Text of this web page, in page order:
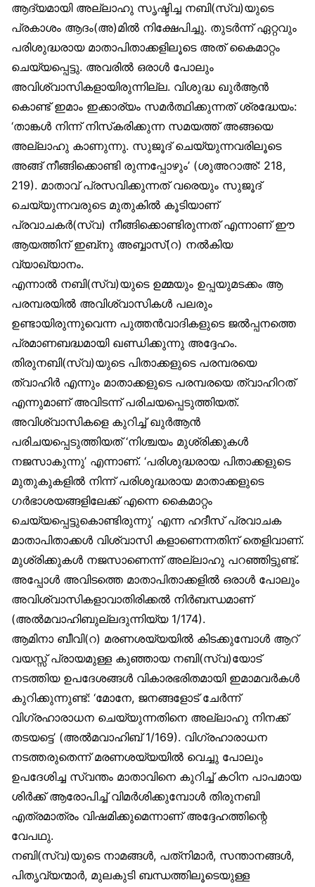
ആദ്യമായി അല്ലാഹു സൃഷ്ടിച്ച നബി(സ്വ)യുടെ
പ്രകാശം ആദം(അ)മിൽ നിക്ഷേപിച്ചു. തുടർന്ന് ഏറ്റവും
പരിശുദ്ധരായ മാതാപിതാക്കളിലൂടെ അത് കൈമാറ്റം
ചെയ്യപ്പെട്ടു. അവരിൽ ഒരാൾ പോലും
അവിശ്വാസികളായിരുന്നില്ല. വിശുദ്ധ ഖുർആൻ
കൊണ്ട് ഇമാം ഇക്കാര്യം സമർത്ഥിക്കുന്നത് ശ്രദ്ധേയം:
‘താങ്കൾ നിന്ന് നിസ്‌കരിക്കുന്ന സമയത്ത് അങ്ങയെ
അല്ലാഹു കാണുന്നു. സുജൂദ് ചെയ്യുന്നവരിലൂടെ
അങ്ങ് നീങ്ങിക്കൊണ്ടി രുന്നപ്പോഴും’ (ശുഅറാഅ്: 218,
219). മാതാവ് പ്രസവിക്കുന്നത് വരെയും സുജൂദ്
ചെയ്യുന്നവരുടെ മുതുകിൽ കൂടിയാണ്
പ്രവാചകർ(സ്വ) നീങ്ങിക്കൊണ്ടിരുന്നത് എന്നാണ് ഈ
ആയത്തിന് ഇബ്‌നു അബ്ബാസ്(റ) നൽകിയ
വ്യാഖ്യാനം.
എന്നാൽ നബി(സ്വ)യുടെ ഉമ്മയും ഉപ്പയുമടക്കം ആ
പരമ്പരയിൽ അവിശ്വാസികൾ പലരും
ഉണ്ടായിരുന്നുവെന്ന പുത്തൻവാദികളുടെ ജൽപ്പനത്തെ
പ്രമാണബദ്ധമായി ഖണ്ഡിക്കുന്നു അദ്ദേഹം.
തിരുനബി(സ്വ)യുടെ പിതാക്കളുടെ പരമ്പരയെ
ത്വാഹിർ എന്നും മാതാക്കളുടെ പരമ്പരയെ ത്വാഹിറത്
എന്നുമാണ് അവിടന്ന് പരിചയപ്പെടുത്തിയത്.
അവിശ്വാസികളെ കുറിച്ച് ഖുർആൻ
പരിചയപ്പെടുത്തിയത് ‘നിശ്ചയം മുശ്‌രിക്കുകൾ
നജസാകുന്നു’ എന്നാണ്. ‘പരിശുദ്ധരായ പിതാക്കളുടെ
മുതുകുകളിൽ നിന്ന് പരിശുദ്ധരായ മാതാക്കളുടെ
ഗർഭാശയങ്ങളിലേക്ക് എന്നെ കൈമാറ്റം
ചെയ്യപ്പെട്ടുകൊണ്ടിരുന്നു’ എന്ന ഹദീസ് പ്രവാചക
മാതാപിതാക്കൾ വിശ്വാസി കളാണെന്നതിന് തെളിവാണ്.
മുശ്‌രിക്കുകൾ നജസാണെന്ന് അല്ലാഹു പറഞ്ഞിട്ടുണ്ട്.
അപ്പോൾ അവിടത്തെ മാതാപിതാക്കളിൽ ഒരാൾ പോലും
അവിശ്വാസികളാവാതിരിക്കൽ നിർബന്ധമാണ്
(അൽമവാഹിബുല്ലദുന്നിയ്യ 1/174).
ആമിനാ ബീവി(റ) മരണശയ്യയിൽ കിടക്കുമ്പോൾ ആറ്
വയസ്സ് പ്രായമുള്ള കുഞ്ഞായ നബി(സ്വ)യോട്
നടത്തിയ ഉപദേശങ്ങൾ വികാരഭരിതമായി ഇമാമവർകൾ
കുറിക്കുന്നുണ്ട്: ‘മോനേ, ജനങ്ങളോട് ചേർന്ന്
വിഗ്രഹാരാധന ചെയ്യുന്നതിനെ അല്ലാഹു നിനക്ക്
തടയട്ടെ’ (അൽമവാഹിബ് 1/169). വിഗ്രഹാരാധന
നടത്തരുതെന്ന് മരണശയ്യയിൽ വെച്ചു പോലും
ഉപദേശിച്ച സ്വന്തം മാതാവിനെ കുറിച്ച് കഠിന പാപമായ
ശിർക്ക് ആരോപിച്ച് വിമർശിക്കുമ്പോൾ തിരുനബി
എത്രമാത്രം വിഷമിക്കുമെന്നാണ് അദ്ദേഹത്തിന്റെ
വേപഥു.
നബി(സ്വ)യുടെ നാമങ്ങൾ, പത്‌നിമാർ, സന്താനങ്ങൾ,
പിതൃവ്യന്മാർ, മുലകുടി ബന്ധത്തിലൂടെയുള്ള